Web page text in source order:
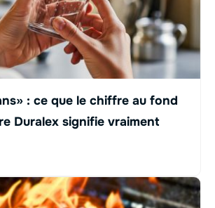
: ce que le chiffre au fond
Duralex signifie vraiment